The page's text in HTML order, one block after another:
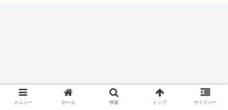
メニュー ホーム 検索 トップ サイドバー